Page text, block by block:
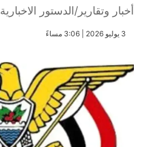
أخبار وتقارير/الدستور الاخبارية
​3 يوليو 2026 | 3:06 مساءً